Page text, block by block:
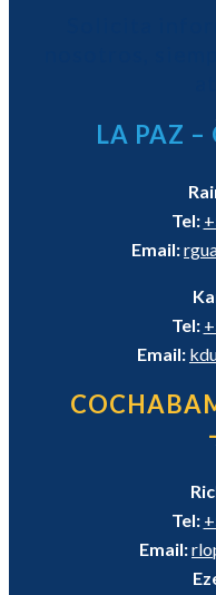
LA PAZ –
Tel:
Email:
Tel:
Email:
Tel:
Email: